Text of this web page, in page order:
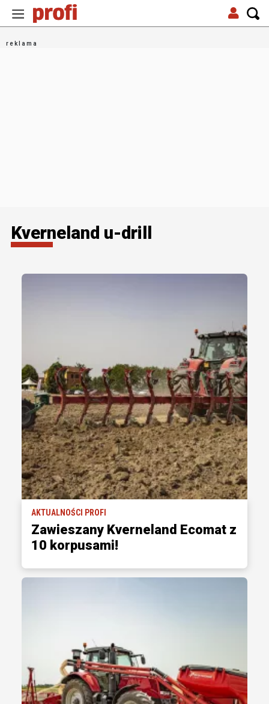
Kverneland u-drill
AKTUALNOŚCI PROFI
Zawieszany Kverneland Ecomat z
10 korpusami!